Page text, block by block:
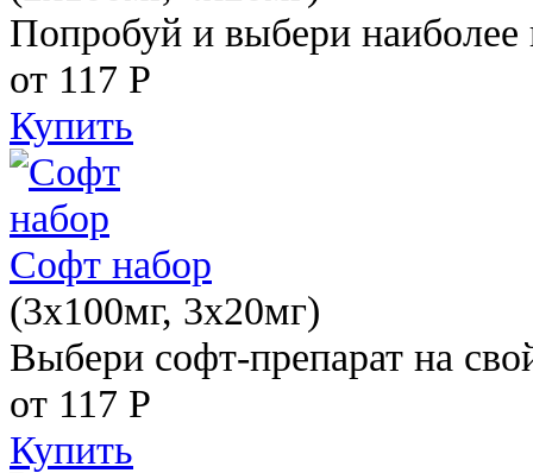
Попробуй и выбери наиболее
от 117 Р
Купить
Софт набор
(3x100мг, 3x20мг)
Выбери софт-препарат на
от 117 Р
Купить